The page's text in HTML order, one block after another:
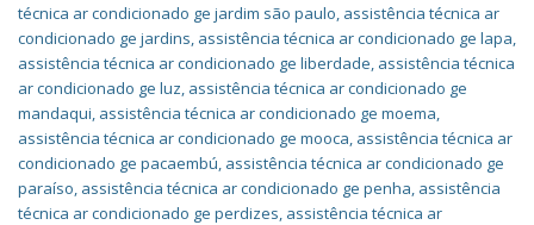
técnica ar condicionado ge jardim são paulo, assistência técnica ar
condicionado ge jardins, assistência técnica ar condicionado ge lapa,
assistência técnica ar condicionado ge liberdade, assistência técnica
ar condicionado ge luz, assistência técnica ar condicionado ge
mandaqui, assistência técnica ar condicionado ge moema,
assistência técnica ar condicionado ge mooca, assistência técnica ar
condicionado ge pacaembú, assistência técnica ar condicionado ge
paraíso, assistência técnica ar condicionado ge penha, assistência
técnica ar condicionado ge perdizes, assistência técnica ar